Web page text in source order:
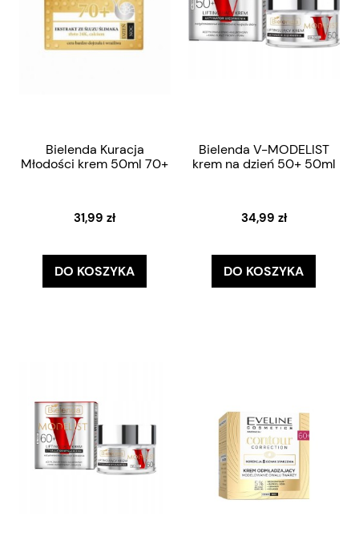
Bielenda Kuracja
Młodości krem 50ml 70+
31,99 zł
DO KOSZYKA
Bielenda V-MODELIST
krem na dzień 50+ 50ml
34,99 zł
DO KOSZYKA